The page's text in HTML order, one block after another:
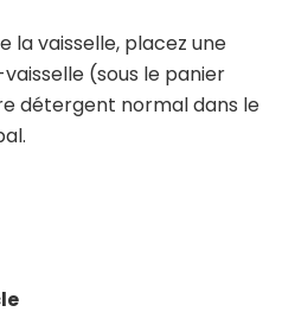
la vaisselle, placez une
(sous le panier
détergent normal dans le